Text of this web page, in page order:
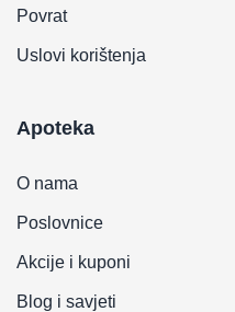
Povrat
Uslovi korištenja
Apoteka
O nama
Poslovnice
Akcije i kuponi
Blog i savjeti